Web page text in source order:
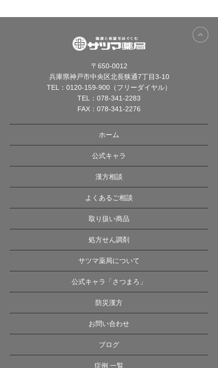
〒650-0012
兵庫県神戸市中央区北長狭通7丁目3-10
TEL： 0120-159-900（フリーダイヤル）
TEL： 078-341-2283
FAX：078-341-2276
ホーム
公式キャラ
漢方相談
よくあるご相談
取り扱い商品
処方せん調剤
サツマ薬局について
公式キャラ「さつまろ」
防災漢方
お問い合わせ
ブログ
症例 一覧